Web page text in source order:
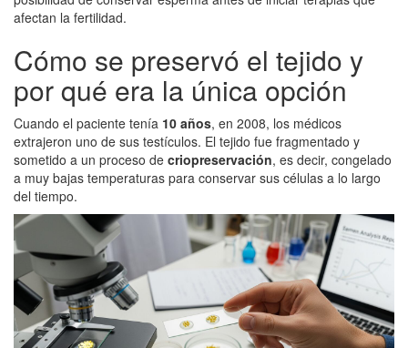
afectan la fertilidad.
Cómo se preservó el tejido y
por qué era la única opción
Cuando el paciente tenía 10 años, en 2008, los médicos
extrajeron uno de sus testículos. El tejido fue fragmentado y
sometido a un proceso de criopreservación, es decir, congelado
a muy bajas temperaturas para conservar sus células a lo largo
del tiempo.